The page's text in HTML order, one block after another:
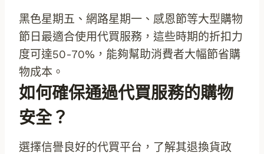
黑色星期五、網路星期一、感恩節等大型購物
節日最適合使用代買服務，這些時期的折扣力
度可達50-70%，能夠幫助消費者大幅節省購
物成本。
如何確保通過代買服務的購物
安全？
選擇信譽良好的代買平台，了解其退換貨政